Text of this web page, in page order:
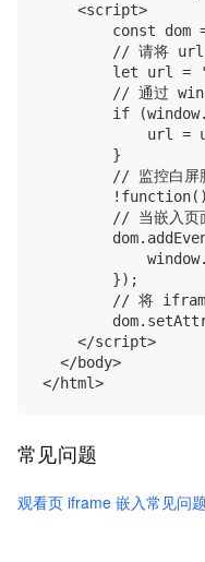
    <script>
const dom
// 请将
let url =
// 通过
if
url =
        }
// 监控白屏
// 当嵌入页
        });
// 将
    </script>
  </body>
常见问题
观看页 iframe 嵌入常见问题